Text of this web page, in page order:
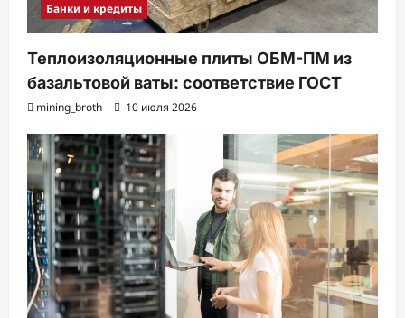
Банки и кредиты
Теплоизоляционные плиты ОБМ-ПМ из
базальтовой ваты: соответствие ГОСТ
mining_broth 10 июля 2026